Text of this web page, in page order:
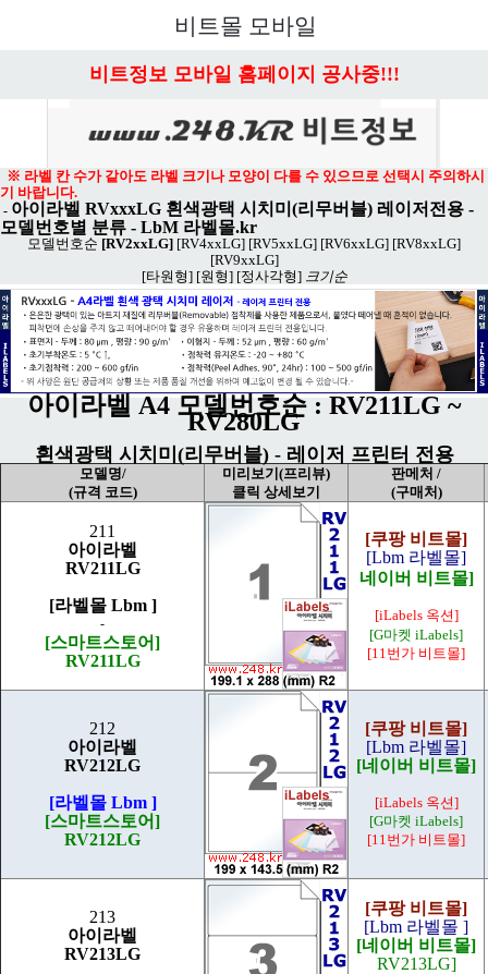
비트몰 모바일
비트정보 모바일 홈페이지 공사중!!!
※ 라벨 칸 수가 같아도 라벨 크기나 모양이 다를 수 있으므로 선택시 주의하시
기 바랍니다.
- 아이라벨 RVxxxLG 흰색광택 시치미(리무버블) 레이저전용 -
모델번호별 분류 - LbM 라벨몰.kr
모델번호순 [RV2xxLG] [RV4xxLG] [RV5xxLG] [RV6xxLG] [RV8xxLG]
[RV9xxLG]
[타원형] [원형] [정사각형] 크기순
아이라벨 A4 모델번호순 : RV211LG ~
RV280LG
흰색광택 시치미(리무버블) - 레이저 프린터 전용
모델명/
(규격 코드)
미리보기(프리뷰)
클릭 상세보기
판메처 /
(구매처)
211
아이라벨
RV211LG
[라벨몰 Lbm ]
-
[스마트스토어]
RV211LG
[쿠팡 비트몰]
[Lbm 라벨몰]
네이버 비트몰]
[iLabels 옥션]
[G마켓 iLabels]
[11번가 비트몰]
212
아이라벨
RV212LG
[라벨몰 Lbm ]
[스마트스토어]
RV212LG
[쿠팡 비트몰]
[Lbm 라벨몰]
[네이버 비트몰]
[iLabels 옥션]
[G마켓 iLabels]
[11번가 비트몰]
213
아이라벨
RV213LG
[쿠팡 비트몰]
[Lbm 라벨몰 ]
[네이버 비트몰]
RV213LG]